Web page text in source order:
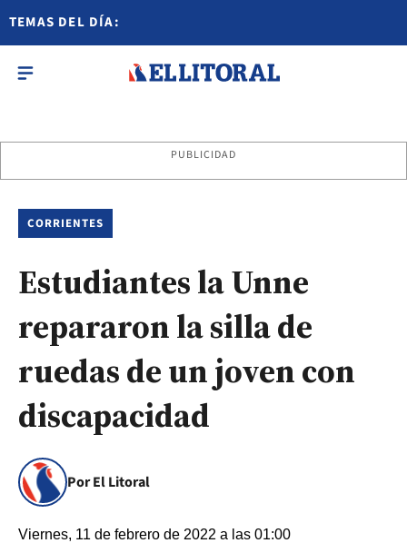
TEMAS DEL DÍA:
PUBLICIDAD
CORRIENTES
Estudiantes la Unne
repararon la silla de
ruedas de un joven con
discapacidad
Por El Litoral
Viernes, 11 de febrero de 2022 a las 01:00